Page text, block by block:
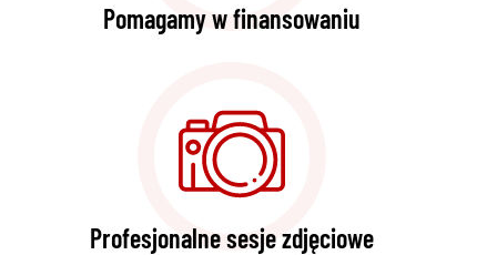
Pomagamy w finansowaniu
Profesjonalne sesje zdjęciowe